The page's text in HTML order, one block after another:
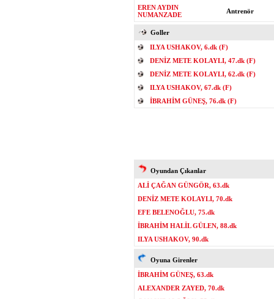
EREN AYDIN
NUMANZADE
Antrenör
Goller
ILYA USHAKOV, 6.dk (F)
DENİZ METE KOLAYLI, 47.dk (F)
DENİZ METE KOLAYLI, 62.dk (F)
ILYA USHAKOV, 67.dk (F)
İBRAHİM GÜNEŞ, 76.dk (F)
Oyundan Çıkanlar
ALİ ÇAĞAN GÜNGÖR, 63.dk
DENİZ METE KOLAYLI, 70.dk
EFE BELENOĞLU, 75.dk
İBRAHİM HALİL GÜLEN, 88.dk
ILYA USHAKOV, 90.dk
Oyuna Girenler
İBRAHİM GÜNEŞ, 63.dk
ALEXANDER ZAYED, 70.dk